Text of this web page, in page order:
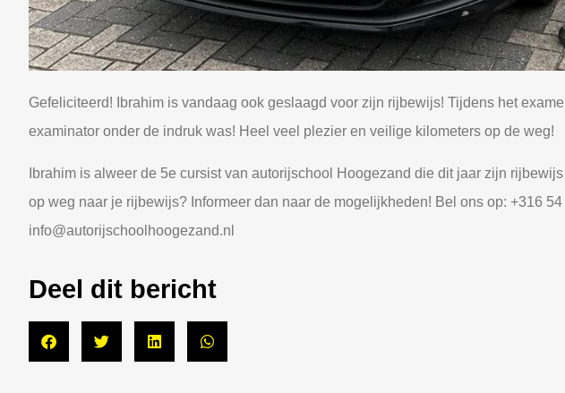
Gefeliciteerd! Ibrahim is vandaag ook geslaagd voor zijn rijbewijs! Tijdens het
examinator onder de indruk was! Heel veel plezier en veilige kilometers op de weg!
Ibrahim is alweer de 5e cursist van autorijschool Hoogezand die dit jaar zijn
op weg naar je rijbewijs? Informeer dan naar de mogelijkheden! Bel ons op: +316
info@autorijschoolhoogezand.nl
Deel dit bericht